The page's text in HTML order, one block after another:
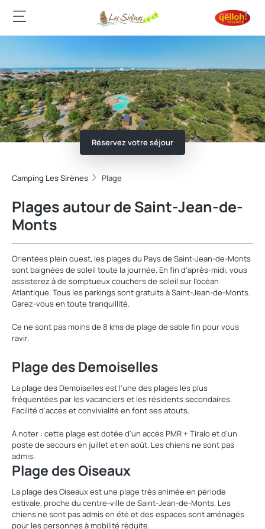
Réservez votre séjour
Camping Les Sirènes Plage
Plages autour de Saint-Jean-de-
Monts
Orientées plein ouest, les plages du Pays de Saint-Jean-de-Monts
sont baignées de soleil toute la journée. En fin d'après-midi, vous
assisterez à de somptueux couchers de soleil sur l'océan
Atlantique. Tous les parkings sont gratuits à Saint-Jean-de-Monts.
Garez-vous en toute tranquillité.
Ce ne sont pas moins de 8 kms de plage de sable fin pour vous
ravir.
Plage des Demoiselles
La plage des Demoiselles est l'une des plages les plus
fréquentées par les vacanciers et les résidents secondaires.
Facilité d'accès et convivialité en font ses atouts.
À noter : cette plage est dotée d'un accès PMR + Tiralo et d'un
poste de secours en juillet et en août. Les chiens ne sont pas
admis.
Plage des Oiseaux
La plage des Oiseaux est une plage très animée en période
estivale, proche du centre-ville de Saint-Jean-de-Monts. Les
chiens ne sont pas admis en été et des espaces sont aménagés
pour les personnes à mobilité réduite.